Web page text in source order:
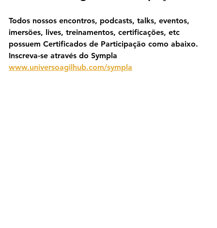
Todos nossos encontros, podcasts, talks, eventos,
imersões, lives, treinamentos, certificações, etc
possuem Certificados de Participação como abaixo.
Inscreva-se através do Sympla
www.universoagilhub.com/sympla